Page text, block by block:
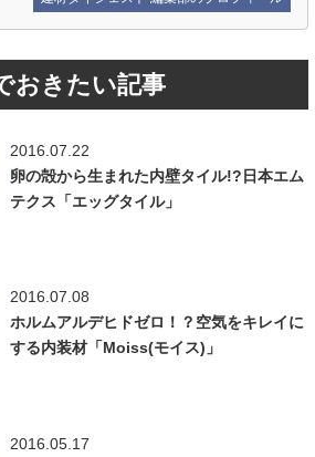
おきたい記事
2016.07.22
卵の殻から生まれた内壁タイル!?日本エム
テクス「エッグタイル」
2016.07.08
ホルムアルデヒドゼロ！？空気をキレイに
する内装材「Moiss(モイス)」
2016.05.17